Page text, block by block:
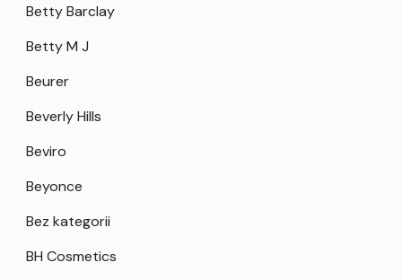
Betty Barclay
Betty M J
Beurer
Beverly Hills
Beviro
Beyonce
Bez kategorii
BH Cosmetics